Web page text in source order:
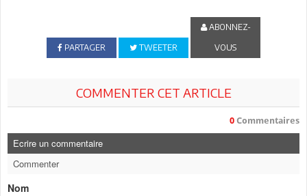
PARTAGER TWEETER
ABONNEZ-
VOUS
COMMENTER CET ARTICLE
0 Commentaires
Ecrire un commentaire
Commenter
Nom